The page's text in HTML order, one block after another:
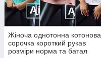
Жіноча однотонна котонова
сорочка короткий рукав
розміри норма та батал